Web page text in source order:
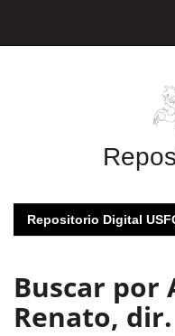
Repositorio Digital
Buscar por
Renato, dir.